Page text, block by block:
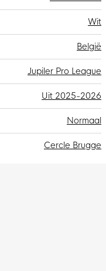
Wit
België
Jupiler Pro League
Uit 2025-2026
Normaal
Cercle Brugge